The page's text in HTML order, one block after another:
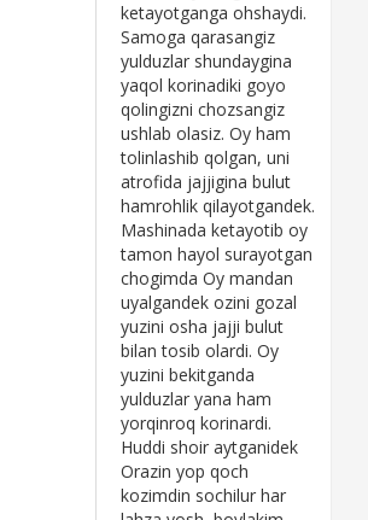
ketayotganga ohshaydi.
Samoga qarasangiz
yulduzlar shundaygina
yaqol korinadiki goyo
qolingizni chozsangiz
ushlab olasiz. Oy ham
tolinlashib qolgan, uni
atrofida jajjigina bulut
hamrohlik qilayotgandek.
Mashinada ketayotib oy
tamon hayol surayotgan
chogimda Oy mandan
uyalgandek ozini gozal
yuzini osha jajji bulut
bilan tosib olardi. Oy
yuzini bekitganda
yulduzlar yana ham
yorqinroq korinardi.
Huddi shoir aytganidek
Orazin yop qoch
kozimdin sochilur har